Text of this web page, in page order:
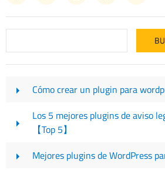
Cómo crear un plugin para
Los 5 mejores plugins de aviso
【Top 5】
Mejores plugins de WordPress